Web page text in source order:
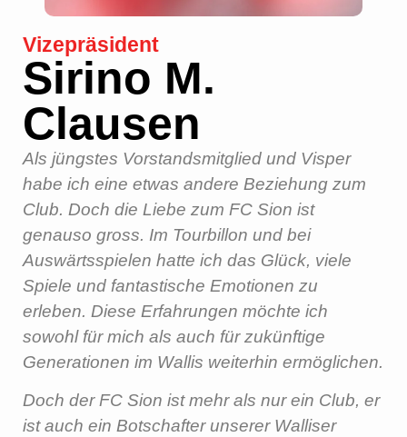
Vizepräsident
Sirino M.
Clausen
Als jüngstes Vorstandsmitglied und Visper
habe ich eine etwas andere Beziehung zum
Club. Doch die Liebe zum FC Sion ist
genauso gross. Im Tourbillon und bei
Auswärtsspielen hatte ich das Glück, viele
Spiele und fantastische Emotionen zu
erleben. Diese Erfahrungen möchte ich
sowohl für mich als auch für zukünftige
Generationen im Wallis weiterhin ermöglichen.
Doch der FC Sion ist mehr als nur ein Club, er
ist auch ein Botschafter unserer Walliser